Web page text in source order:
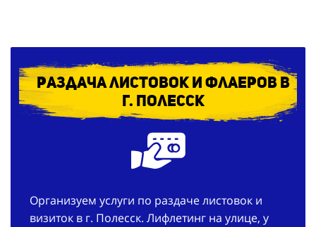
Раздача листовок и флаеров в
г. Полесск
Организуем услуги по раздаче листовок и
визиток в г. Полесск. Лифлетинг на улице, у